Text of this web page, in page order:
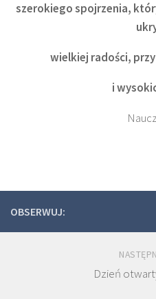
szerokiego spojrzenia,
wielkiej radości,
i
OBSERWUJ:
Dzień